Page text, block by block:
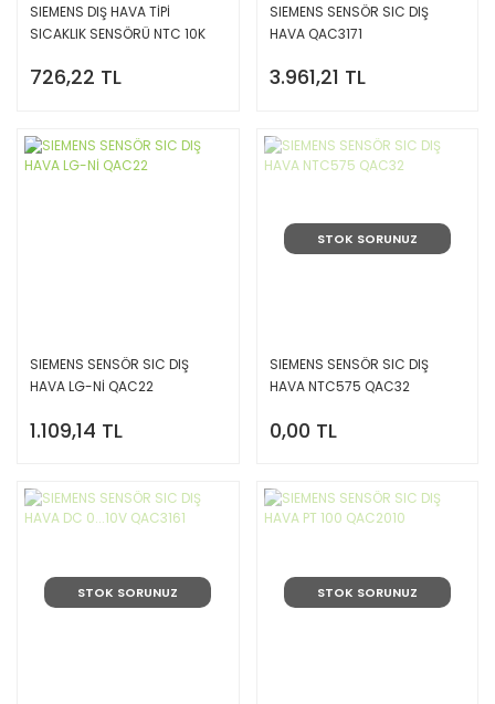
SIEMENS DIŞ HAVA TİPİ
SICAKLIK SENSÖRÜ NTC 10K
726,22 TL
SIEMENS SENSÖR SIC DIŞ
HAVA QAC3171
3.961,21 TL
SIEMENS SENSÖR SIC DIŞ
HAVA LG-Nİ QAC22
1.109,14 TL
STOK SORUNUZ
SIEMENS SENSÖR SIC DIŞ
HAVA NTC575 QAC32
0,00 TL
STOK SORUNUZ STOK SORUNUZ